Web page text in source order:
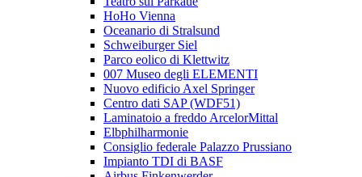
HoHo Vienna
Oceanario di Stralsund
Schweiburger Siel
Parco eolico di Klettwitz
007 Museo degli ELEMENTI
Nuovo edificio Axel Springer
Centro dati SAP (WDF51)
Laminatoio a freddo ArcelorMittal
Elbphilharmonie
Consiglio federale Palazzo Prussiano
Impianto TDI di BASF